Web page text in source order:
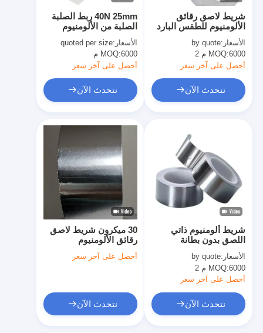
40N 25mm ربط الصلبة
الصلبة من الألومنيوم
الأسعار:quoted per size
MOQ:6000 م
أحصل على آخر سعر
نتحدث الآن
شريط لاصق رقائق
الألومنيوم للطقس البارد
الأسعار:by quote
MOQ:6000 م 2
أحصل على آخر سعر
نتحدث الآن
30 ميكرون شريط لاصق
رقائق الألومنيوم
أحصل على آخر سعر
نتحدث الآن
شريط ألومنيوم ذاتي
اللصق بدون بطانة
لمقاومة درجات الحرارة
المرتفعة والمنخفضة
الأسعار:by quote
MOQ:6000 م 2
أحصل على آخر سعر
نتحدث الآن